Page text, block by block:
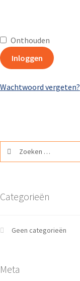
Onthouden
Inloggen
Wachtwoord vergeten?
Categorieën
Geen categorieën
Meta